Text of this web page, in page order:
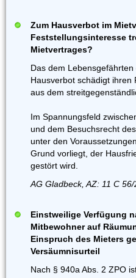
Zum Hausverbot im
Feststellungsinteresse
Mietvertrages?
Das dem
Hausverbot schädigt ihren
aus dem
Im Spannungsfeld
und dem Besuchsrecht
unter den
Grund vorliegt, der
gestört wird.
AG Gladbeck, AZ: 11 C
Einstweilige Verfügung
Mitbewohner auf
Einspruch des Mieters
Versäumnisurteil
Nach § 940a Abs. 2 ZPO